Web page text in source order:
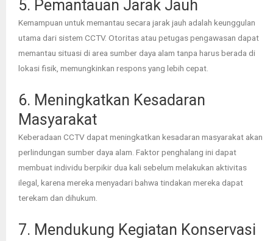
5. Pemantauan Jarak Jauh
Kemampuan untuk memantau secara jarak jauh adalah keunggulan
utama dari sistem CCTV. Otoritas atau petugas pengawasan dapat
memantau situasi di area sumber daya alam tanpa harus berada di
lokasi fisik, memungkinkan respons yang lebih cepat.
6. Meningkatkan Kesadaran
Masyarakat
Keberadaan CCTV dapat meningkatkan kesadaran masyarakat akan
perlindungan sumber daya alam. Faktor penghalang ini dapat
membuat individu berpikir dua kali sebelum melakukan aktivitas
ilegal, karena mereka menyadari bahwa tindakan mereka dapat
terekam dan dihukum.
7. Mendukung Kegiatan Konservasi